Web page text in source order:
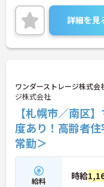
ご興味のある方には詳
お気軽にお問い合わせ
詳細を見
ワンダーストレージ株式
ジ株式会社
【札幌市／南区
度あり！高齢者
常勤＞
給料 時給